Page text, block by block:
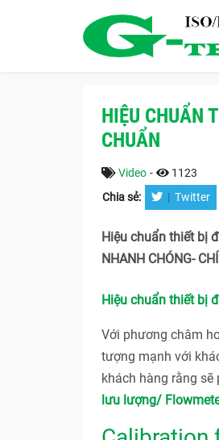
HIỆU CHUẨN
CHUẨN
Video - 1123
Chia sẻ: | Twitter
Hiệu chuẩn thiết bị
NHANH CHÓNG-
Hiệu chuẩn thiết bị
Với phương châm
tượng mạnh với
khách hàng rằng
lưu lượng/